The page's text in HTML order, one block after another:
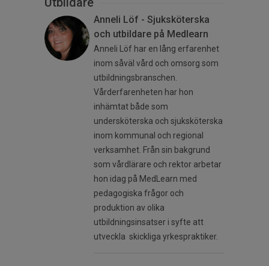
Anneli Löf - Sjuksköterska
och utbildare på Medlearn
Anneli Löf har en lång erfarenhet
inom såväl vård och omsorg som
utbildningsbranschen.
Vårderfarenheten har hon
inhämtat både som
undersköterska och sjuksköterska
inom kommunal och regional
verksamhet. Från sin bakgrund
som vårdlärare och rektor arbetar
hon idag på MedLearn med
pedagogiska frågor och
produktion av olika
utbildningsinsatser i syfte att
utveckla skickliga yrkespraktiker.